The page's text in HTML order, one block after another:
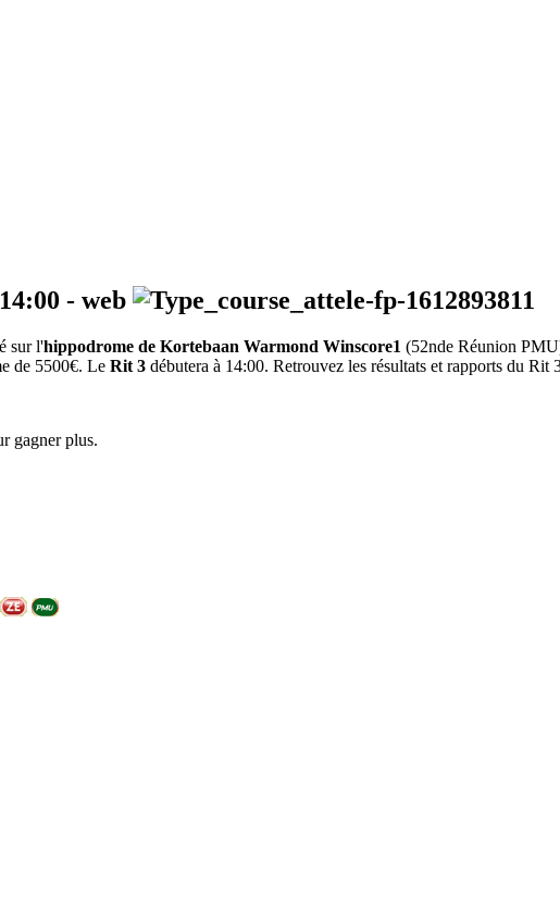
14:00 - web
sur l'hippodrome de Kortebaan Warmond Winscore1 (52nde Réunion
de 5500€. Le Rit 3 débutera à 14:00. Retrouvez les résultats et rapports du Rit
gagner plus.